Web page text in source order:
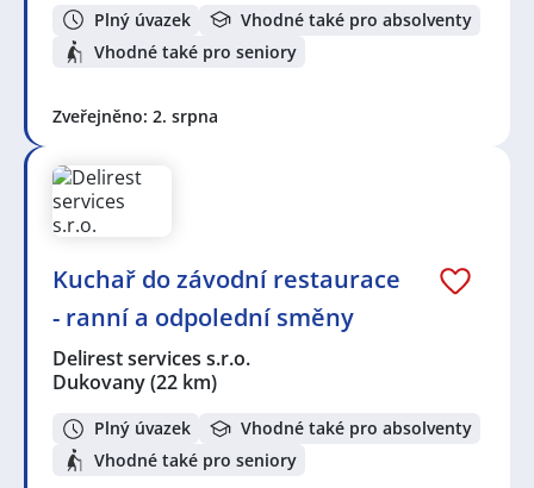
Plný úvazek
Vhodné také pro absolventy
Vhodné také pro seniory
Zveřejněno: 2. srpna
Kuchař do závodní restaurace
- ranní a odpolední směny
Delirest services s.r.o.
Dukovany(22 km)
Plný úvazek
Vhodné také pro absolventy
Vhodné také pro seniory